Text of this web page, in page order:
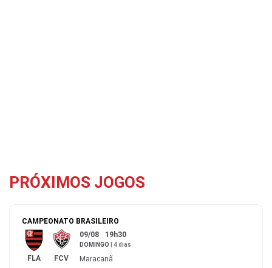
PRÓXIMOS JOGOS
CAMPEONATO BRASILEIRO
FLA FCV
09/08 19h30
DOMINGO 4 dias
Maracanã